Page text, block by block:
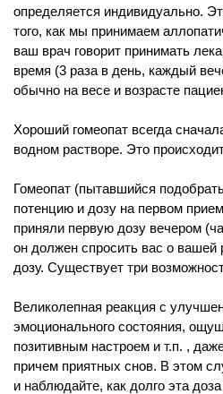
определяется индивидуально.
того, как мы принимаем
ваш врач говорит принимать
время (3 раза в день, каждый
обычно на весе и возрасте
Хороший гомеопат всегда
водном растворе. Это
Гомеопат (пытавшийся
потенцию и дозу на первом
приняли первую дозу вечером
он должен спросить вас о вашей
дозу. Существует три
Великолепная реакция с
эмоционального состояния,
позитивным настроем и т.п. ,
причем приятных снов. В этом
и наблюдайте, как долго эта